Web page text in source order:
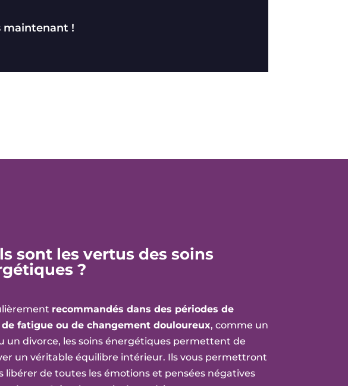
maintenant !
sont les vertus des soins
?
recommandés dans des périodes de
de fatigue ou de changement douloureux, comme un
un divorce, les soins énergétiques permettent de
un véritable équilibre intérieur. Ils vous permettront
libérer de toutes les émotions et pensées négatives